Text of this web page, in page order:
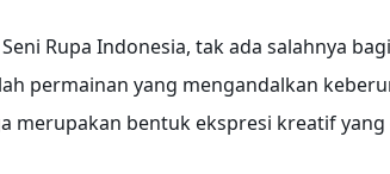
Rupa Indonesia, tak ada salahnya
permainan yang mengandalkan
merupakan bentuk ekspresi kreatif